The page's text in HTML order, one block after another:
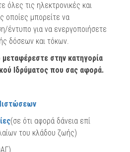
όλες τις ηλεκτρονικές και
οποίες μπορείτε να
έντυπο για να ενεργοποιήσετε
δόσεων και τόκων.
στην κατηγορία
Ιδρύματος που σας αφορά.
(σε ότι αφορά δάνεια επί
του κλάδου ζωής)